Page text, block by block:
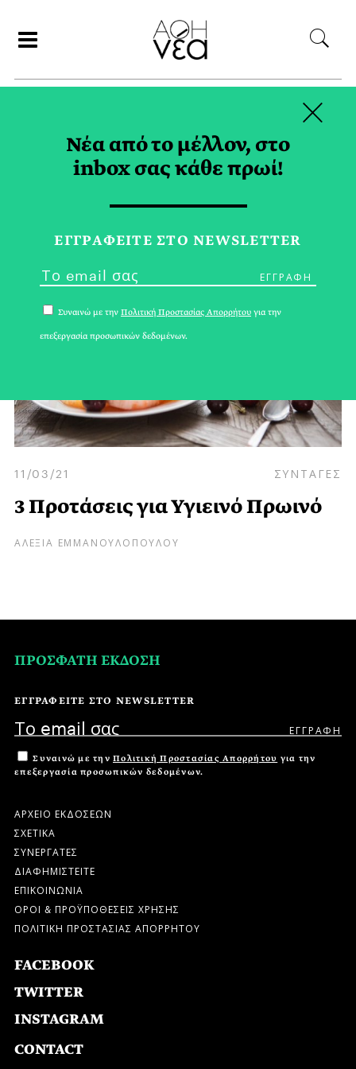
ΤΣΙΑ TAG
11/03/21 ΣΥΝΤΑΓΕΣ
3 Προτάσεις για Υγιεινό Πρωινό
ΑΛΕΞΙΑ ΕΜΜΑΝΟΥΛΟΠΟΥΛΟΥ
ΠΡΟΣΦΑΤΗ ΕΚΔΟΣΗ
ΕΓΓΡΑΦΕΙΤΕ ΣΤΟ NEWSLETTER
Συναινώ με την Πολιτική Προστασίας Απορρήτου για την
επεξεργασία προσωπικών δεδομένων.
ΑΡΧΕΙΟ ΕΚΔΟΣΕΩΝ
ΣΧΕΤΙΚΑ
ΣΥΝΕΡΓΑΤΕΣ
ΔΙΑΦΗΜΙΣΤΕΙΤΕ
ΕΠΙΚΟΙΝΩΝΙΑ
ΟΡΟΙ & ΠΡΟΫΠΟΘΕΣΕΙΣ ΧΡΗΣΗΣ
ΠΟΛΙΤΙΚΗ ΠΡΟΣΤΑΣΙΑΣ ΑΠΟΡΡΗΤΟΥ
FACEBOOK
TWITTER
INSTAGRAM
CONTACT
Νέα από το μέλλον, στο
inbox σας κάθε πρωί!
ΕΓΓPΑΦΕΙΤΕ ΣΤΟ NEWSLETTER
Συναινώ με την Πολιτική Προστασίας Απορρήτου για την
επεξεργασία προσωπικών δεδομένων.
×